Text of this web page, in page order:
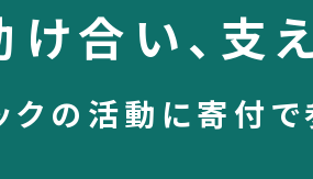
合い、 支
クの活動に寄付で